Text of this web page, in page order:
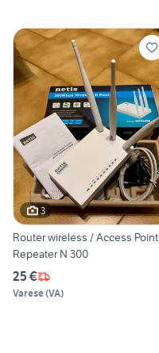
3
Router wireless / Access
Repeater N 300
25 €
Varese(VA)